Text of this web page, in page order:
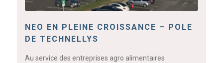
NEO EN PLEINE CROISSANCE – POLE
DE TECHNELLYS
Au service des entreprises agro alimentaires